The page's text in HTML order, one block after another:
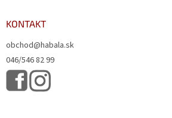
KONTAKT
obchod@habala.sk
046/546 82 99